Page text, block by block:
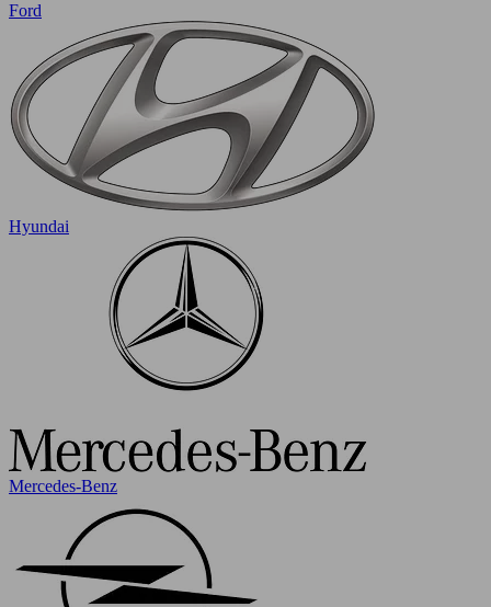
Ford
Hyundai
Mercedes-Benz